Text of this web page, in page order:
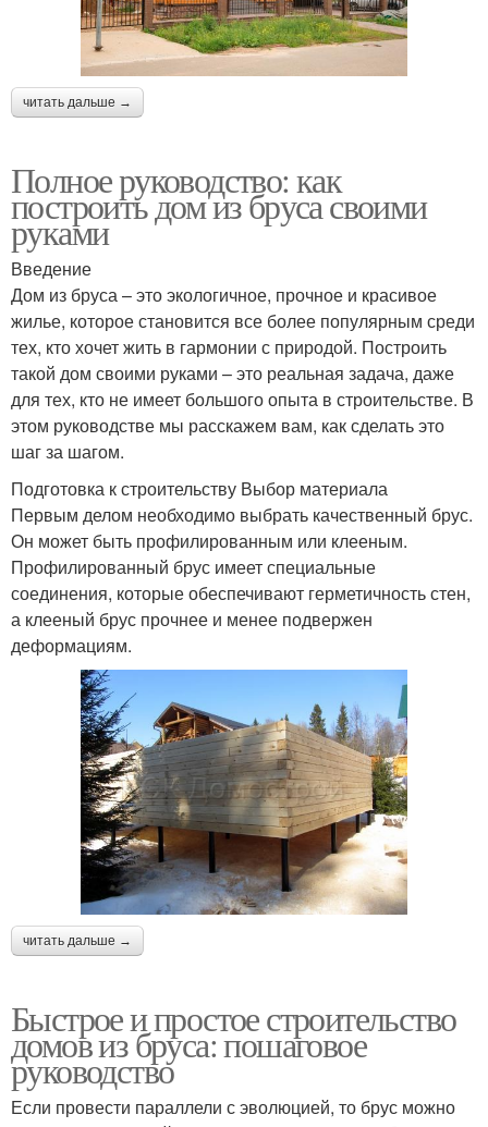
читать дальше →
Полное руководство: как
построить дом из бруса своими
руками
Введение
Дом из бруса – это экологичное, прочное и красивое
жилье, которое становится все более популярным среди
тех, кто хочет жить в гармонии с природой. Построить
такой дом своими руками – это реальная задача, даже
для тех, кто не имеет большого опыта в строительстве. В
этом руководстве мы расскажем вам, как сделать это
шаг за шагом.
Подготовка к строительству Выбор материала
Первым делом необходимо выбрать качественный брус.
Он может быть профилированным или клееным.
Профилированный брус имеет специальные
соединения, которые обеспечивают герметичность стен,
а клееный брус прочнее и менее подвержен
деформациям.
читать дальше →
Быстрое и простое строительство
домов из бруса: пошаговое
руководство
Если провести параллели с эволюцией, то брус можно